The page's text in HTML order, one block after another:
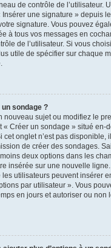
de contrôle de l’utilisateur.
une signature » depuis
signature. Vous pouvez
à tous vos messages en
de l’utilisateur. Si vous
utile de spécifier sur chaque
sondage ?
nouveau sujet ou modifiez le
« Créer un sondage » situé en-
cet onglet n’est pas disponible,
de créer des sondages.
deux options dans les
insérée sur une nouvelle
les utilisateurs peuvent insérer
par utilisateur ». Vous
en jours et autoriser ou non